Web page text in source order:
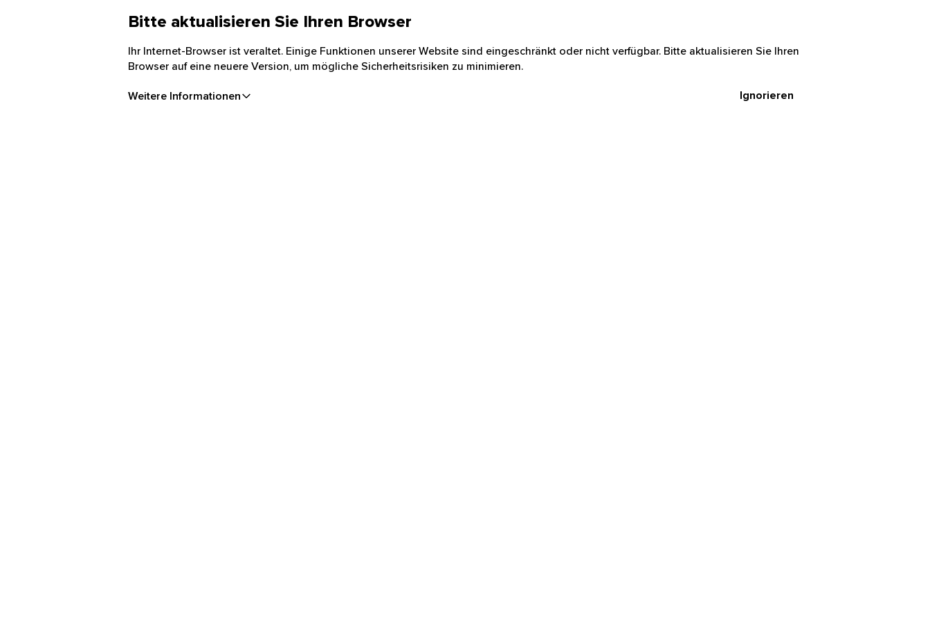
Bitte aktualisieren Sie Ihren Browser
Ihr Internet-Browser ist veraltet. Einige Funktionen unserer Website sind eingeschränkt oder nicht verfügbar. Bitte aktualisieren Sie Ihren
Browser auf eine neuere Version, um mögliche Sicherheitsrisiken zu minimieren.
Weitere Informationen Ignorieren